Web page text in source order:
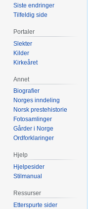
Siste endringer
Tilfeldig side
Portaler
Slekter
Kilder
Kirkeåret
Annet
Biografier
Norges inndeling
Norsk prestehistorie
Fotosamlinger
Gårder i Norge
Ordforklaringer
Hjelp
Hjelpesider
Stilmanual
Ressurser
Etterspurte sider